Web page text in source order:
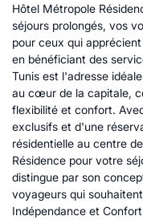
Hôtel Métropole
séjours prolongés, vos
pour ceux qui
en bénéficiant des
Tunis est l'adresse
au cœur de la capitale,
flexibilité et confort.
exclusifs et d'une
résidentielle au centre
Résidence pour votre
distingue par son
voyageurs qui
Indépendance et